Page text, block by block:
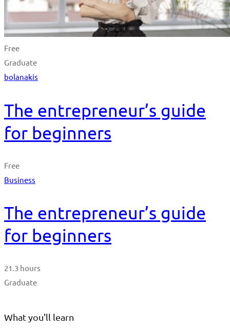
Free
Graduate
bolanakis
The entrepreneur’s guide
for beginners
Free
Business
The entrepreneur’s guide
for beginners
21.3 hours
Graduate
What you'll learn